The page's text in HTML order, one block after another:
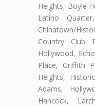
Heights, Boyle
Latino
Chinatown/
Country Club
Hollywood,
Place, Griffith
Heights,
Adams,
Hancock,